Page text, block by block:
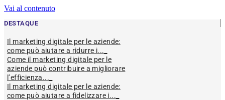
Vai al contenuto
DESTAQUE
Il marketing digitale per le aziende:
come può aiutare a ridurre i...
Come il marketing digitale per le
aziende può contribuire a migliorare
l’efficienza...
Il marketing digitale per le aziende:
come può aiutare a fidelizzare i...